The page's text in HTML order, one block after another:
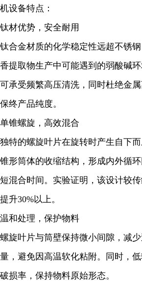
机设备特点：
钛材优势，安全耐用
钛合金材质的化学稳定性远超不锈
香提取物生产中可能遇到的弱酸碱
可承受频繁高压清洗，同时杜绝金
保终产品纯度。
单锥螺旋，高效混合
独特的螺旋叶片在旋转时产生自下
锥形筒体的收缩结构，形成内外循
短混合时间。实验证明，该设计较
提升30%以上。
温和处理，保护物料
螺旋叶片与筒壁保持微小间隙，减
量，避免因高温软化粘附。同时，
破损率，保持物料原始形态。